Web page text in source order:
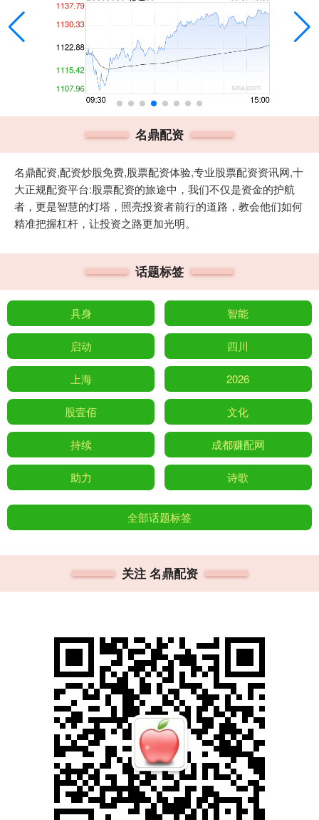
名鼎配资
名鼎配资,配资炒股免费,股票配资体验,专业股票配资资讯网,十
大正规配资平台:股票配资的旅途中，我们不仅是资金的护航
者，更是智慧的灯塔，照亮投资者前行的道路，教会他们如何
精准把握杠杆，让投资之路更加光明。
话题标签
具身 智能
启动 四川
上海 2026
股壹佰 文化
持续 成都赚配网
助力 诗歌
全部话题标签
关注 名鼎配资